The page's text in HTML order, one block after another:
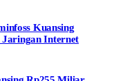
Kuansing
Jaringan Internet